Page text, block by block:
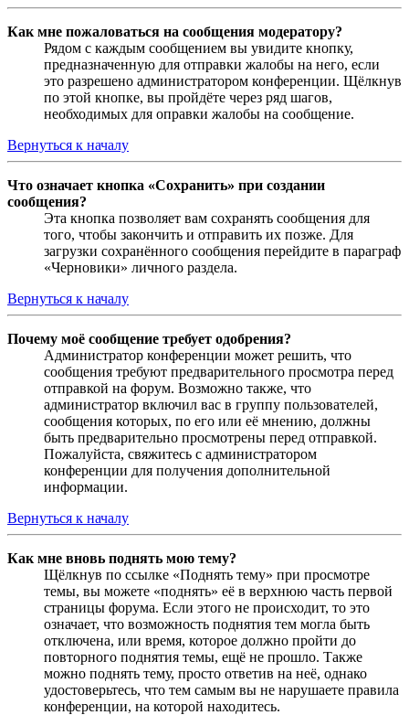
Как мне пожаловаться на сообщения модератору?
Рядом с каждым сообщением вы увидите кнопку,
предназначенную для отправки жалобы на него, если
это разрешено администратором конференции. Щёлкнув
по этой кнопке, вы пройдёте через ряд шагов,
необходимых для оправки жалобы на сообщение.
Вернуться к началу
Что означает кнопка «Сохранить» при создании
сообщения?
Эта кнопка позволяет вам сохранять сообщения для
того, чтобы закончить и отправить их позже. Для
загрузки сохранённого сообщения перейдите в параграф
«Черновики» личного раздела.
Вернуться к началу
Почему моё сообщение требует одобрения?
Администратор конференции может решить, что
сообщения требуют предварительного просмотра перед
отправкой на форум. Возможно также, что
администратор включил вас в группу пользователей,
сообщения которых, по его или её мнению, должны
быть предварительно просмотрены перед отправкой.
Пожалуйста, свяжитесь с администратором
конференции для получения дополнительной
информации.
Вернуться к началу
Как мне вновь поднять мою тему?
Щёлкнув по ссылке «Поднять тему» при просмотре
темы, вы можете «поднять» её в верхнюю часть первой
страницы форума. Если этого не происходит, то это
означает, что возможность поднятия тем могла быть
отключена, или время, которое должно пройти до
повторного поднятия темы, ещё не прошло. Также
можно поднять тему, просто ответив на неё, однако
удостоверьтесь, что тем самым вы не нарушаете правила
конференции, на которой находитесь.